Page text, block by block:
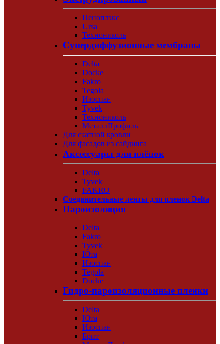
Пеноплэкс
Ursa
Технониколь
Супердиффузионные мембраны
Delta
Docke
Fakro
Tegola
Изоспан
Tyvek
Технониколь
МеталлПрофиль
Для скатной кровли
Для фасадов из сайдинга
Аксессуары для плёнок
Delta
Tyvek
FAKRO
Соединительные ленты для пленок Delta
Пароизоляция
Delta
Fakro
Tyvek
Юта
Изоспан
Tegola
Docke
Гидро-пароизоляционные пленки
Delta
Юта
Изоспан
Брит